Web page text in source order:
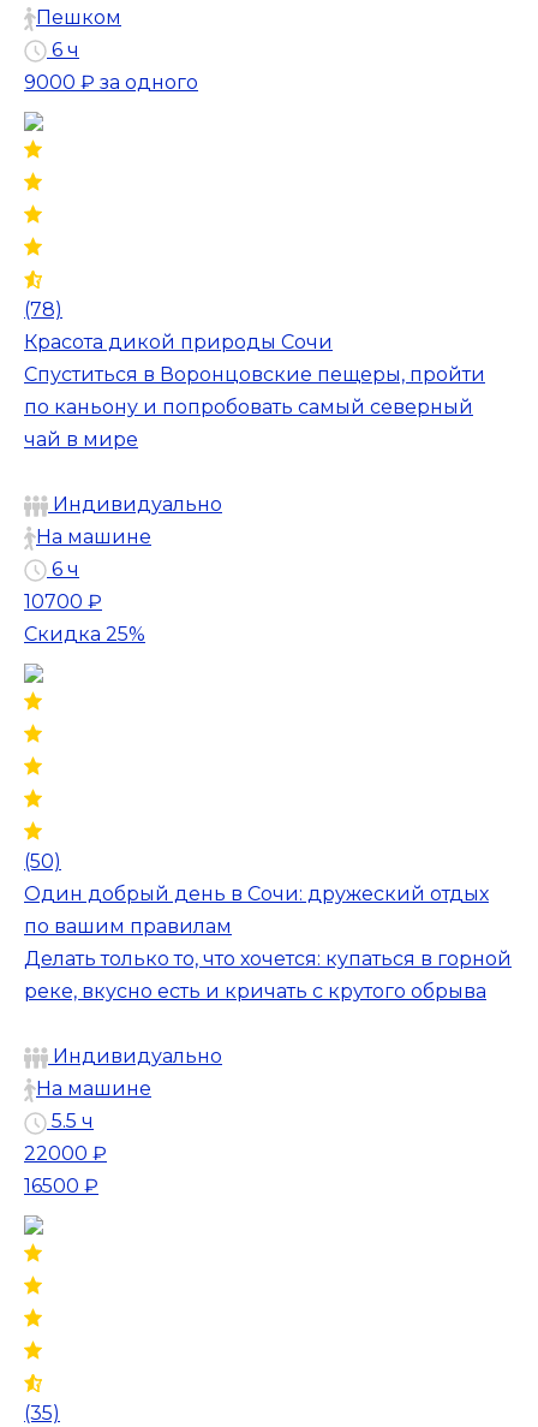
Пешком
6 ч
9000 ₽ за одного
(78)
Красота дикой природы Сочи
Спуститься в Воронцовские пещеры, пройти
по каньону и попробовать самый северный
чай в мире
Индивидуально
На машине
6 ч
10700 ₽
Скидка 25%
(50)
Один добрый день в Сочи: дружеский отдых
по вашим правилам
Делать только то, что хочется: купаться в горной
реке, вкусно есть и кричать с крутого обрыва
Индивидуально
На машине
5.5 ч
22000 ₽
16500 ₽
(35)